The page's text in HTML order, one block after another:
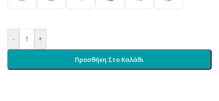
- +
Προσθήκη Στο Καλάθι